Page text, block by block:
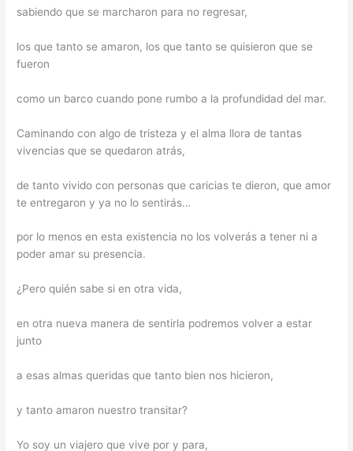
sabiendo que se marcharon para no regresar,
los que tanto se amaron, los que tanto se quisieron que se
fueron
como un barco cuando pone rumbo a la profundidad del mar.
Caminando con algo de tristeza y el alma llora de tantas
vivencias que se quedaron atrás,
de tanto vivido con personas que caricias te dieron, que amor
te entregaron y ya no lo sentirás…
por lo menos en esta existencia no los volverás a tener ni a
poder amar su presencia.
¿Pero quién sabe si en otra vida,
en otra nueva manera de sentirla podremos volver a estar
junto
a esas almas queridas que tanto bien nos hicieron,
y tanto amaron nuestro transitar?
Yo soy un viajero que vive por y para,